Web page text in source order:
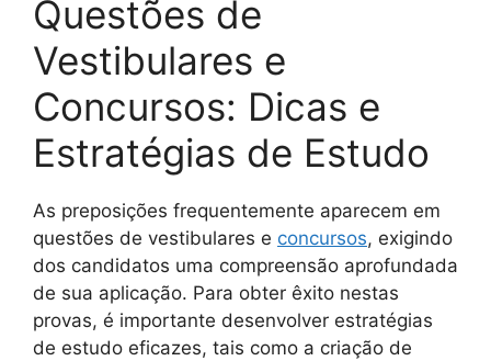
Questões de
Vestibulares e
Concursos: Dicas e
Estratégias de Estudo
As preposições frequentemente aparecem em
questões de vestibulares e concursos, exigindo
dos candidatos uma compreensão aprofundada
de sua aplicação. Para obter êxito nestas
provas, é importante desenvolver estratégias
de estudo eficazes, tais como a criação de